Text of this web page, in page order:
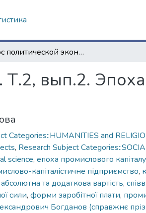
Курс политической экономии. Т.2, вып.2. Эпоха промышленного капитала
Т.2, вып.2.
Categories::HUMANITIES and
, Research Subject
science, епоха промислового капіталу
капіталістичне підприємство,
абсолютна та додаткова вартість,
сили, форми заробітної плати,
Богданов (справжнє